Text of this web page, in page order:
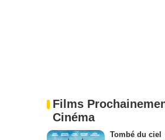
Films
Cinéma
Tombé du ciel